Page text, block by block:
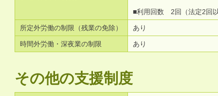
■利用回数 2回（法定2回
所定外労働の制限（残業の免除） あり
時間外労働・深夜業の制限 あり
その他の支援制度